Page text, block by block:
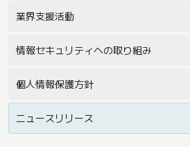
業界支援活動
情報セキュリティへの取り組み
個人情報保護方針
ニュースリリース